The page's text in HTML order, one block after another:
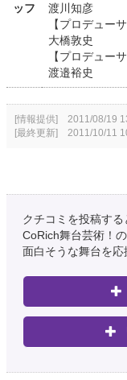
ッフ
渡川知彦
【プロデューサ
大橋敦史
【プロデューサ
渡邉裕史
[情報提供] 2011/08/19
[最終更新] 2011/10/11
クチコミを投稿する
CoRich舞台芸術！
面白そうな舞台を応